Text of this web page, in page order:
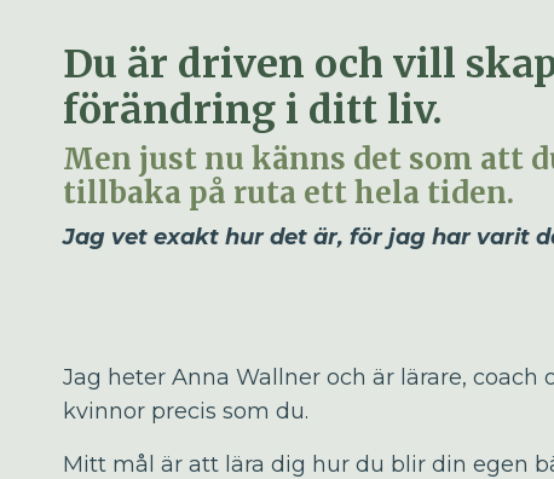
Du är driven och vill
förändring i ditt liv.
Men just nu känns det som att
tillbaka på ruta ett hela tiden.
Jag vet exakt hur det är, för jag har varit
Jag heter Anna Wallner och är lärare, coach
kvinnor precis som du.
Mitt mål är att lära dig hur du blir din egen